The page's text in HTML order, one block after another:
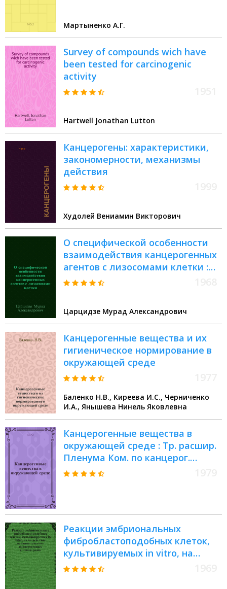
Мартыненко А.Г.
Survey of compounds wich have
been tested for carcinogenic
activity
Hartwell Jonathan Lutton
Канцерогены: характеристики,
закономерности, механизмы
действия
Худолей Вениамин Викторович
О специфической особенности
взаимодействия канцерогенных
агентов с лизосомами клетки :
Автореферат дис. на соискание
Царцидзе Мурад Александрович
Канцерогенные вещества и их
гигиеническое нормирование в
окружающей среде
Баленко Н.В., Киреева И.С., Черниченко
И.А., Янышева Нинель Яковлевна
Канцерогенные вещества в
окружающей среде : Тр. расшир.
Пленума Ком. по канцерог.
веществам, нояб. 1977 г., Обнинск
Реакции эмбриональных
фибробластоподобных клеток,
культивируемых in vitro, на
воздействие полициклических